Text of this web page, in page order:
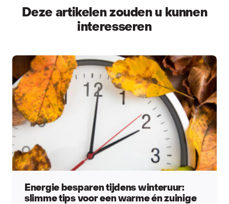
Deze artikelen zouden u kunnen
interesseren
Energie besparen tijdens winteruur:
slimme tips voor een warme én zuinige